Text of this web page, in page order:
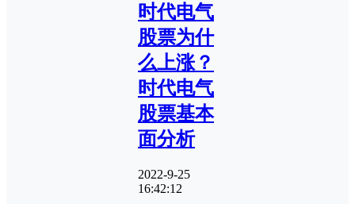
时代电气
股票为什
么上涨？
时代电气
股票基本
面分析
2022-9-25
16:42:12